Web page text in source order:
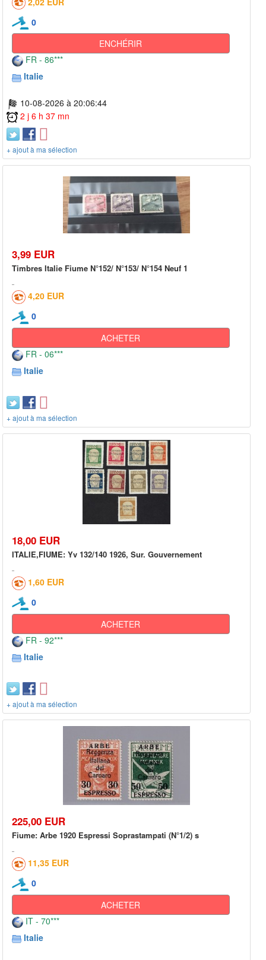
0
ENCHÉRIR
FR - 86***
Italie
10-08-2026 à 20:06:44
2 j 6 h 37 mn
+ ajout à ma sélection
3,99 EUR
Timbres Italie Fiume N°152/ N°153/ N°154 Neuf 1
4,20 EUR
0
ACHETER
FR - 06***
Italie
+ ajout à ma sélection
18,00 EUR
ITALIE,FIUME: Yv 132/140 1926, Sur. Gouvernement
1,60 EUR
0
ACHETER
FR - 92***
Italie
+ ajout à ma sélection
225,00 EUR
Fiume: Arbe 1920 Espressi Soprastampati (N°1/2) s
11,35 EUR
0
ACHETER
IT - 70***
Italie